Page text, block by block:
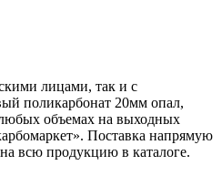
лицами, так и с
поликарбонат 20мм опал,
объемах на выходных
Поставка напрямую
всю продукцию в каталоге.